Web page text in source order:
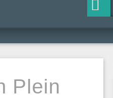
Plein